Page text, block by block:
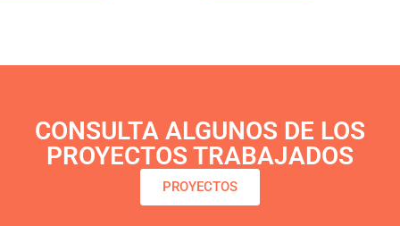
CONSULTA ALGUNOS DE LOS
PROYECTOS TRABAJADOS
PROYECTOS